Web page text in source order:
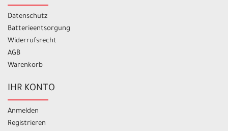
Datenschutz
Batterieentsorgung
Widerrufsrecht
AGB
Warenkorb
IHR KONTO
Anmelden
Registrieren